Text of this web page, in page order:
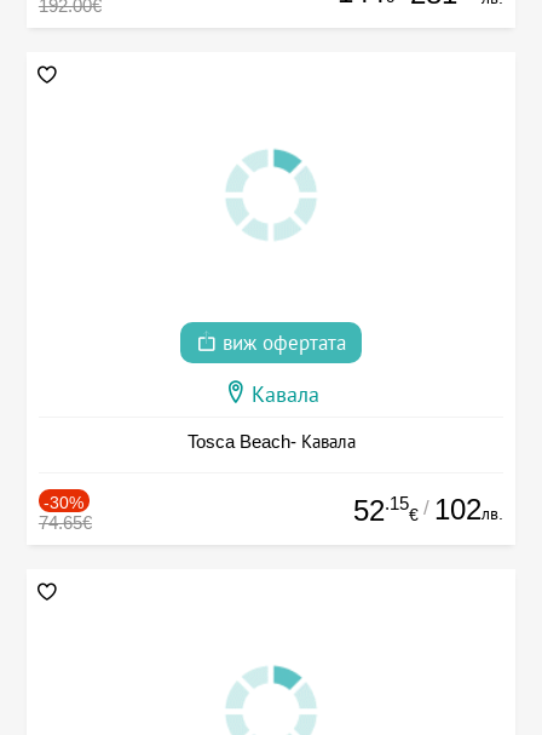
192.00€
виж офертата
Кавала
Tosca Beach- Кавала
-30%
74.65€ 52.15
€ / 102лв.